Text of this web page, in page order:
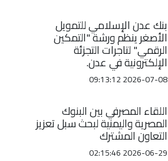
بنك عدن الإسلامي للتمويل
الأصغر ينظم ورشة "التمكين
الرقمي" لتاجرات التجزئة
الإلكترونية في عدن.
2026-07-08 09:13:12
اللقاء المصرفي بين البنوك
المصرية واليمنية لبحث سبل تعزيز
التعاون المشترك
2026-06-29 02:15:46